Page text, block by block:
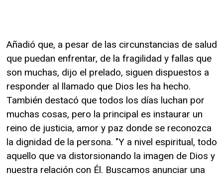
Añadió que, a pesar de las circunstancias de salud
que puedan enfrentar, de la fragilidad y fallas que
son muchas, dijo el prelado, siguen dispuestos a
responder al llamado que Dios les ha hecho.
También destacó que todos los días luchan por
muchas cosas, pero la principal es instaurar un
reino de justicia, amor y paz donde se reconozca
la dignidad de la persona. "Y a nivel espiritual, todo
aquello que va distorsionando la imagen de Dios y
nuestra relación con Él. Buscamos anunciar una